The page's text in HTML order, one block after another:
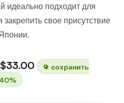
идеально подходит для
свое присутствие
$33.00
сохранить
40%